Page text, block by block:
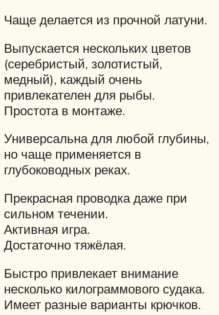
Чаще делается из прочной латуни.
Выпускается нескольких цветов
(серебристый, золотистый,
медный), каждый очень
привлекателен для рыбы.
Простота в монтаже.
Универсальна для любой глубины,
но чаще применяется в
глубоководных реках.
Прекрасная проводка даже при
сильном течении.
Активная игра.
Достаточно тяжёлая.
Быстро привлекает внимание
несколько килограммового судака.
Имеет разные варианты крючков.